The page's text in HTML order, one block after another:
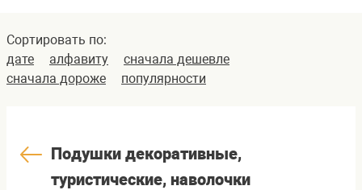
Сортировать по:
дате
алфавиту
сначала дешевле
сначала дороже
популярности
Подушки декоративные,
туристические, наволочки